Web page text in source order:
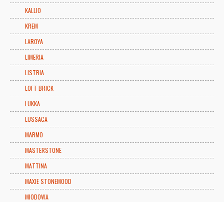
KALLIO
KREM
LAROYA
LIMERIA
LISTRIA
LOFT BRICK
LUKKA
LUSSACA
MARMO
MASTERSTONE
MATTINA
MAXIE STONEMOOD
MIODOWA